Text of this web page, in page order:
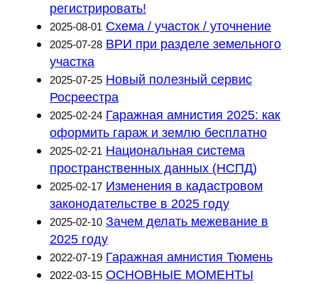
регистрировать!
2025-08-01 Схема / участок / уточнение
2025-07-28 ВРИ при разделе земельного
участка
2025-07-25 Новый полезный сервис
Росреестра
2025-02-24 Гаражная амнистия 2025: как
оформить гараж и землю бесплатно
2025-02-21 Национальная система
пространственных данных (НСПД)
2025-02-17 Изменения в кадастровом
законодательстве в 2025 году
2025-02-10 Зачем делать межевание в
2025 году
2022-07-19 Гаражная амнистия Тюмень
2022-03-15 ОСНОВНЫЕ МОМЕНТЫ